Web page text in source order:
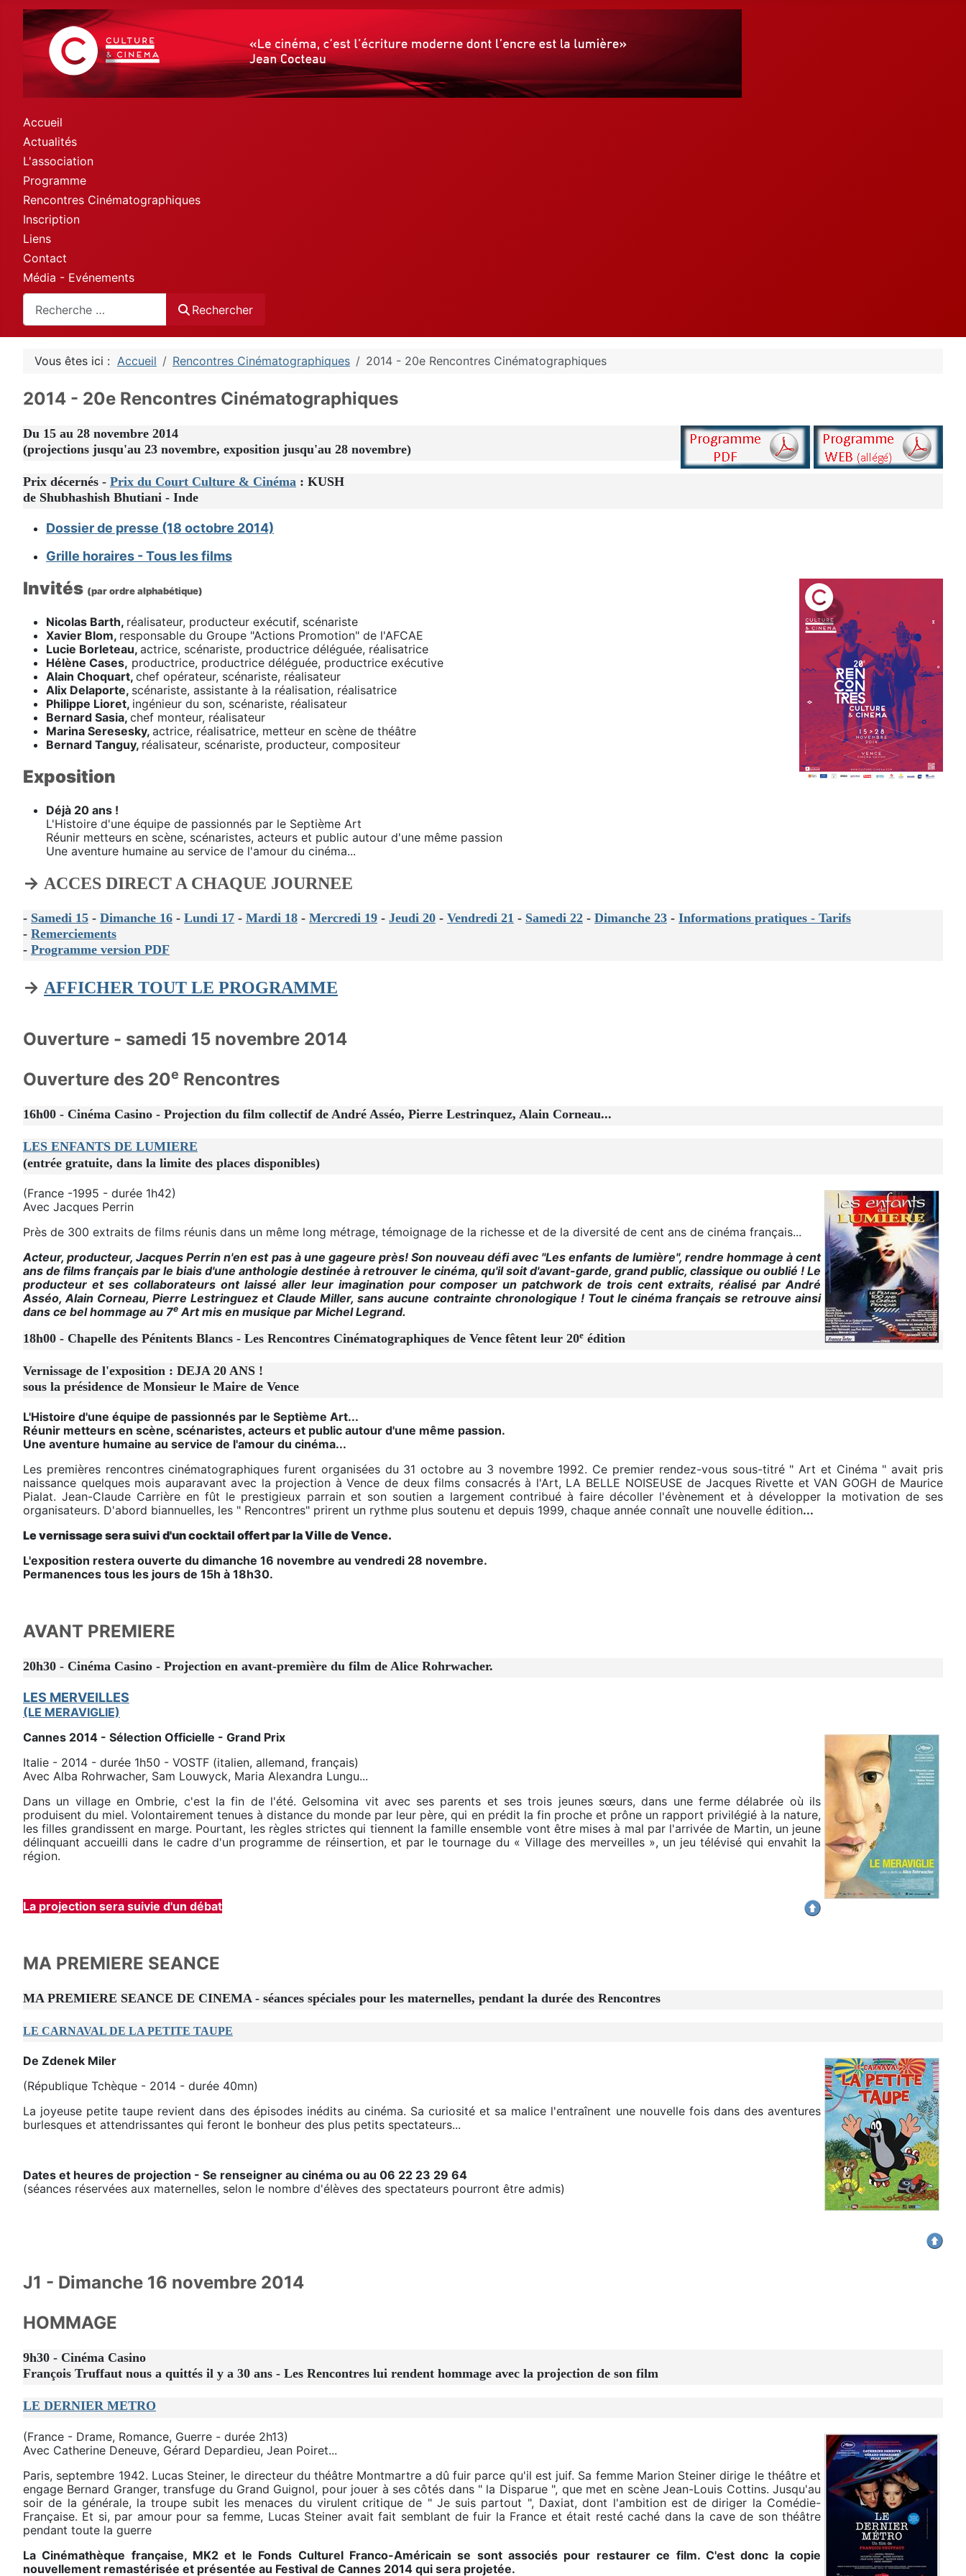
Accueil
Actualités
L'association
Programme
Rencontres Cinématographiques
Inscription
Liens
Contact
Média - Evénements
Rechercher
Vous êtes ici : Accueil Rencontres Cinématographiques 2014 - 20e Rencontres Cinématographiques
2014 - 20e Rencontres Cinématographiques
Du 15 au 28 novembre 2014
(projections jusqu'au 23 novembre, exposition jusqu'au 28 novembre)
Prix décernés - Prix du Court Culture & Cinéma : KUSH
de Shubhashish Bhutiani - Inde
Dossier de presse (18 octobre 2014)
Grille horaires - Tous les films
Invités (par ordre alphabétique)
Nicolas Barth, réalisateur, producteur exécutif, scénariste
Xavier Blom, responsable du Groupe "Actions Promotion" de l'AFCAE
Lucie Borleteau, actrice, scénariste, productrice déléguée, réalisatrice
Hélène Cases, productrice, productrice déléguée, productrice exécutive
Alain Choquart, chef opérateur, scénariste, réalisateur
Alix Delaporte, scénariste, assistante à la réalisation, réalisatrice
Philippe Lioret, ingénieur du son, scénariste, réalisateur
Bernard Sasia, chef monteur, réalisateur
Marina Seresesky, actrice, réalisatrice, metteur en scène de théâtre
Bernard Tanguy, réalisateur, scénariste, producteur, compositeur
Exposition
Déjà 20 ans !
L'Histoire d'une équipe de passionnés par le Septième Art
Réunir metteurs en scène, scénaristes, acteurs et public autour d'une même passion
Une aventure humaine au service de l'amour du cinéma...
→ ACCES DIRECT A CHAQUE JOURNEE
- Samedi 15 - Dimanche 16 - Lundi 17 - Mardi 18 - Mercredi 19 - Jeudi 20 - Vendredi 21 - Samedi 22 - Dimanche 23 - Informations pratiques - Tarifs
- Remerciements
- Programme version PDF
→ AFFICHER TOUT LE PROGRAMME
Ouverture - samedi 15 novembre 2014
Ouverture des 20e Rencontres
16h00 - Cinéma Casino - Projection du film collectif de André Asséo, Pierre Lestrinquez, Alain Corneau...
LES ENFANTS DE LUMIERE
(entrée gratuite, dans la limite des places disponibles)
(France -1995 - durée 1h42)
Avec Jacques Perrin
Près de 300 extraits de films réunis dans un même long métrage, témoignage de la richesse et de la diversité de cent ans de cinéma français...
Acteur, producteur, Jacques Perrin n'en est pas à une gageure près! Son nouveau défi avec "Les enfants de lumière", rendre hommage à cent
ans de films français par le biais d'une anthologie destinée à retrouver le cinéma, qu'il soit d'avant-garde, grand public, classique ou oublié ! Le
producteur et ses collaborateurs ont laissé aller leur imagination pour composer un patchwork de trois cent extraits, réalisé par André
Asséo, Alain Corneau, Pierre Lestringuez et Claude Miller, sans aucune contrainte chronologique ! Tout le cinéma français se retrouve ainsi
dans ce bel hommage au 7e Art mis en musique par Michel Legrand.
18h00 - Chapelle des Pénitents Blancs - Les Rencontres Cinématographiques de Vence fêtent leur 20e édition
Vernissage de l'exposition : DEJA 20 ANS !
sous la présidence de Monsieur le Maire de Vence
L'Histoire d'une équipe de passionnés par le Septième Art...
Réunir metteurs en scène, scénaristes, acteurs et public autour d'une même passion.
Une aventure humaine au service de l'amour du cinéma...
Les premières rencontres cinématographiques furent organisées du 31 octobre au 3 novembre 1992. Ce premier rendez-vous sous-titré " Art et Cinéma " avait pris
naissance quelques mois auparavant avec la projection à Vence de deux films consacrés à l'Art, LA BELLE NOISEUSE de Jacques Rivette et VAN GOGH de Maurice
Pialat. Jean-Claude Carrière en fût le prestigieux parrain et son soutien a largement contribué à faire décoller l'évènement et à développer la motivation de ses
organisateurs. D'abord biannuelles, les " Rencontres" prirent un rythme plus soutenu et depuis 1999, chaque année connaît une nouvelle édition...
Le vernissage sera suivi d'un cocktail offert par la Ville de Vence.
L'exposition restera ouverte du dimanche 16 novembre au vendredi 28 novembre.
Permanences tous les jours de 15h à 18h30.
AVANT PREMIERE
20h30 - Cinéma Casino - Projection en avant-première du film de Alice Rohrwacher.
LES MERVEILLES
(LE MERAVIGLIE)
Cannes 2014 - Sélection Officielle - Grand Prix
Italie - 2014 - durée 1h50 - VOSTF (italien, allemand, français)
Avec Alba Rohrwacher, Sam Louwyck, Maria Alexandra Lungu...
Dans un village en Ombrie, c'est la fin de l'été. Gelsomina vit avec ses parents et ses trois jeunes sœurs, dans une ferme délabrée où ils
produisent du miel. Volontairement tenues à distance du monde par leur père, qui en prédit la fin proche et prône un rapport privilégié à la nature,
les filles grandissent en marge. Pourtant, les règles strictes qui tiennent la famille ensemble vont être mises à mal par l'arrivée de Martin, un jeune
délinquant accueilli dans le cadre d'un programme de réinsertion, et par le tournage du « Village des merveilles », un jeu télévisé qui envahit la
région.
La projection sera suivie d'un débat
MA PREMIERE SEANCE
MA PREMIERE SEANCE DE CINEMA - séances spéciales pour les maternelles, pendant la durée des Rencontres
LE CARNAVAL DE LA PETITE TAUPE
De Zdenek Miler
(République Tchèque - 2014 - durée 40mn)
La joyeuse petite taupe revient dans des épisodes inédits au cinéma. Sa curiosité et sa malice l'entraînent une nouvelle fois dans des aventures
burlesques et attendrissantes qui feront le bonheur des plus petits spectateurs...
Dates et heures de projection - Se renseigner au cinéma ou au 06 22 23 29 64
(séances réservées aux maternelles, selon le nombre d'élèves des spectateurs pourront être admis)
J1 - Dimanche 16 novembre 2014
HOMMAGE
9h30 - Cinéma Casino
François Truffaut nous a quittés il y a 30 ans - Les Rencontres lui rendent hommage avec la projection de son film
LE DERNIER METRO
(France - Drame, Romance, Guerre - durée 2h13)
Avec Catherine Deneuve, Gérard Depardieu, Jean Poiret...
Paris, septembre 1942. Lucas Steiner, le directeur du théâtre Montmartre a dû fuir parce qu'il est juif. Sa femme Marion Steiner dirige le théâtre et
engage Bernard Granger, transfuge du Grand Guignol, pour jouer à ses côtés dans " la Disparue ", que met en scène Jean-Louis Cottins. Jusqu'au
soir de la générale, la troupe subit les menaces du virulent critique de " Je suis partout ", Daxiat, dont l'ambition est de diriger la Comédie-
Française. Et si, par amour pour sa femme, Lucas Steiner avait fait semblant de fuir la France et était resté caché dans la cave de son théâtre
pendant toute la guerre
La Cinémathèque française, MK2 et le Fonds Culturel Franco-Américain se sont associés pour restaurer ce film. C'est donc la copie
nouvellement remastérisée et présentée au Festival de Cannes 2014 qui sera projetée.